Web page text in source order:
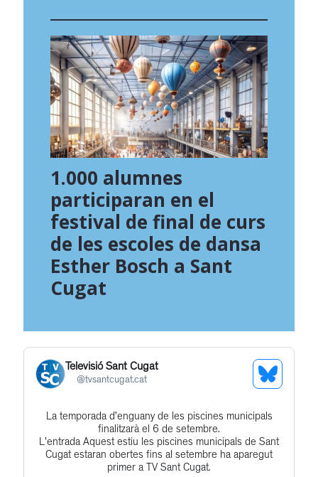
1.000 alumnes
participaran en el
festival de final de curs
de les escoles de dansa
Esther Bosch a Sant
Cugat
Televisió Sant Cugat
@tvsantcugat.cat
See
Profile
Get
to
this
La temporada d’enguany de les piscines municipals
finalitzarà el 6 de setembre.
L'entrada Aquest estiu les piscines municipals de Sant
Cugat estaran obertes fins al setembre ha aparegut
primer a TV Sant Cugat.